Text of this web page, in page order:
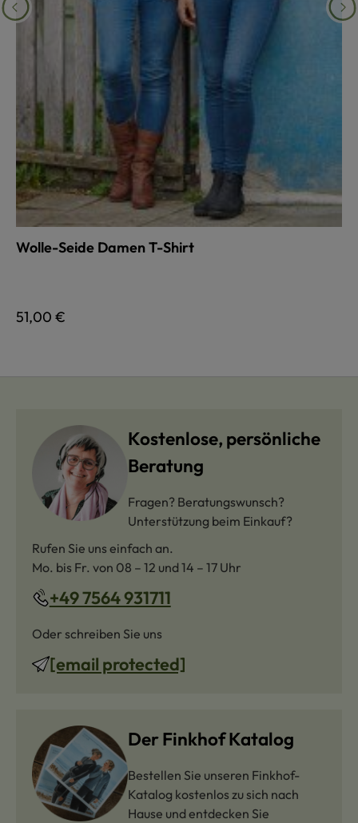
Wolle-Seide Damen T-Shirt
Regulärer Preis:
51,00 €
Kostenlose, persönliche
Beratung
Fragen? Beratungswunsch?
Unterstützung beim Einkauf?
Rufen Sie uns einfach an.
Mo. bis Fr. von 08 – 12 und 14 – 17 Uhr
+49 7564 931711
Oder schreiben Sie uns
[email protected]
Der Finkhof Katalog
Bestellen Sie unseren Finkhof-
Katalog kostenlos zu sich nach
Hause und entdecken Sie